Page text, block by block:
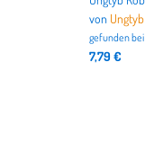
von Ungtyb
gefunden bei
7,79 €